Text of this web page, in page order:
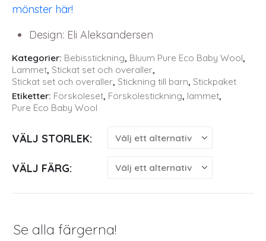
mönster här!
Design: Eli Aleksandersen
Kategorier: Bebisstickning, Bluum Pure Eco Baby Wool,
Lammet, Stickat set och overaller,
Stickat set och overaller, Stickning till barn, Stickpaket
Etiketter: Förskoleset, Förskolestickning, lammet,
Pure Eco Baby Wool
VÄLJ STORLEK
VÄLJ FÄRG
Se alla färgerna!